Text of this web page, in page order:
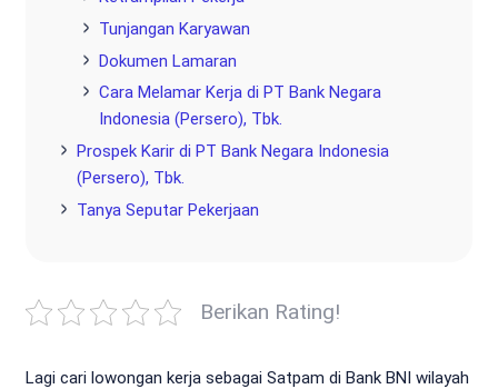
Tunjangan Karyawan
Dokumen Lamaran
Cara Melamar Kerja di PT Bank Negara
Indonesia (Persero), Tbk.
Prospek Karir di PT Bank Negara Indonesia
(Persero), Tbk.
Tanya Seputar Pekerjaan
Berikan Rating!
Lagi cari lowongan kerja sebagai Satpam di Bank BNI wilayah